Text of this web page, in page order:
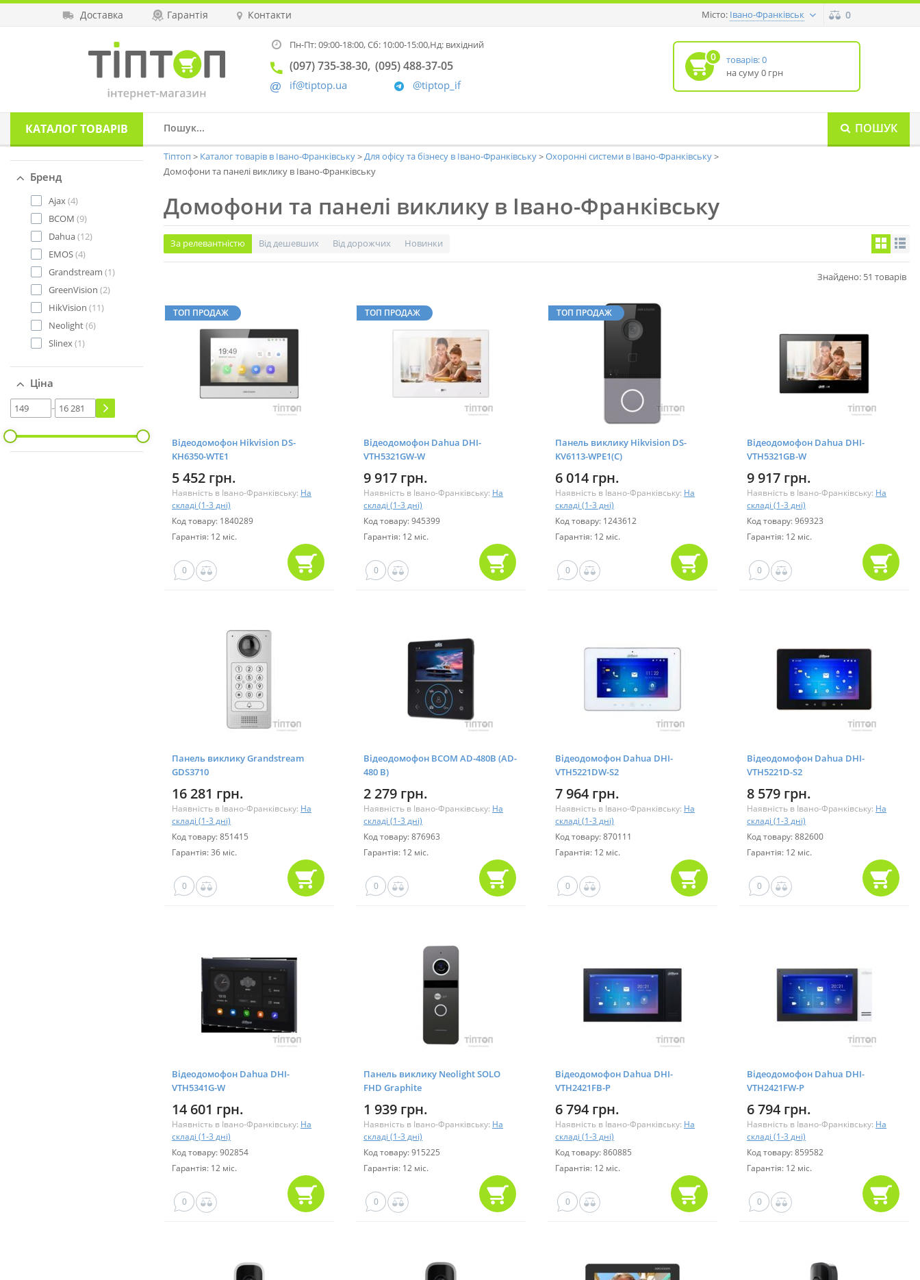
Доставка Гарантія Контакти Місто: Івано-Франківськ 0
Пн-Пт: 09:00-18:00,Сб: 10:00-15:00,Нд: вихідний
(097) 735-38-30 (095) 488-37-05
@tiptop_if
if@tiptop.ua
0
товарів: 0
на суму 0 грн
КАТАЛОГТОВАРІВ ПОШУК
Бренд
Ajax(4)
BCOM (9)
Dahua(12)
EMOS(4)
Grandstream (1)
GreenVision (2)
HikVision (11)
Neolight(6)
Slinex(1)
Ціна
-
Тіптоп Каталог товарів в Івано-Франківську Для офісу та бізнесу в Івано-Франківську
Охоронні системи в Івано-Франківську
Домофони та панелі виклику в Івано-Франківську
Домофони та панелі виклику в Івано-Франківську
За релевантністю Від дешевших Від дорожчих Новинки
Знайдено: 51 товарів
ТОП ПРОДАЖ
Відеодомофон Hikvision DS-
KH6350-WТE1
5 452 грн.
Наявність в Івано-Франківську: На
складі (1-3 дні)
Код товару: 1840289
Гарантія: 12 міс.
0
ТОП ПРОДАЖ
Відеодомофон Dahua DHI-
VTH5321GW-W
9 917 грн.
Наявність в Івано-Франківську: На
складі (1-3 дні)
Код товару: 945399
Гарантія: 12 міс.
0
ТОП ПРОДАЖ
Панель виклику Hikvision DS-
KV6113-WPE1(C)
6 014 грн.
Наявність в Івано-Франківську: На
складі (1-3 дні)
Код товару: 1243612
Гарантія: 12 міс.
0
Відеодомофон Dahua DHI-
VTH5321GB-W
9 917 грн.
Наявність в Івано-Франківську: На
складі (1-3 дні)
Код товару: 969323
Гарантія: 12 міс.
0
Панель виклику Grandstream
GDS3710
16 281 грн.
Наявність в Івано-Франківську: На
складі (1-3 дні)
Код товару: 851415
Гарантія: 36 міс.
0
Відеодомофон BCOM AD-480B (AD-
480 B)
2 279 грн.
Наявність в Івано-Франківську: На
складі (1-3 дні)
Код товару: 876963
Гарантія: 12 міс.
0
Відеодомофон Dahua DHI-
VTH5221DW-S2
7 964 грн.
Наявність в Івано-Франківську: На
складі (1-3 дні)
Код товару: 870111
Гарантія: 12 міс.
0
Відеодомофон Dahua DHI-
VTH5221D-S2
8 579 грн.
Наявність в Івано-Франківську: На
складі (1-3 дні)
Код товару: 882600
Гарантія: 12 міс.
0
Відеодомофон Dahua DHI-
VTH5341G-W
14 601 грн.
Наявність в Івано-Франківську: На
складі (1-3 дні)
Код товару: 902854
Гарантія: 12 міс.
0
Панель виклику Neolight SOLO
FHD Graphite
1 939 грн.
Наявність в Івано-Франківську: На
складі (1-3 дні)
Код товару: 915225
Гарантія: 12 міс.
0
Відеодомофон Dahua DHI-
VTH2421FB-P
6 794 грн.
Наявність в Івано-Франківську: На
складі (1-3 дні)
Код товару: 860885
Гарантія: 12 міс.
0
Відеодомофон Dahua DHI-
VTH2421FW-P
6 794 грн.
Наявність в Івано-Франківську: На
складі (1-3 дні)
Код товару: 859582
Гарантія: 12 міс.
0